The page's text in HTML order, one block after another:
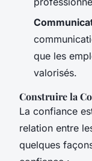
que les
valorisés.
Construire la
La confiance
relation entre
quelques